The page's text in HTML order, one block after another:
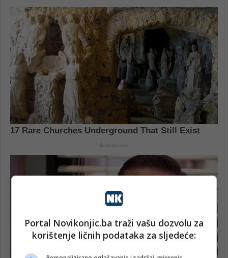
Portal Novikonjic.ba traži vašu dozvolu za
korištenje ličnih podataka za sljedeće: